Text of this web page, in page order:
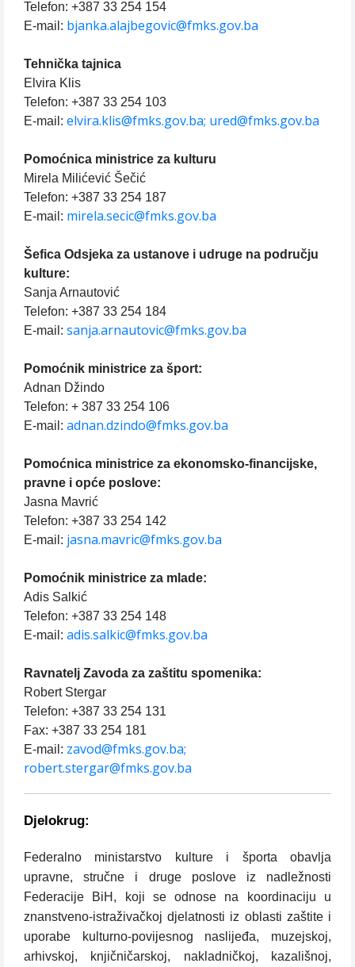
Telefon: +387 33 254 154
E-mail: bjanka.alajbegovic@fmks.gov.ba
Tehnička tajnica
Elvira Klis
Telefon: +387 33 254 103
E-mail: elvira.klis@fmks.gov.ba; ured@fmks.gov.ba
Pomoćnica ministrice za kulturu
Mirela Milićević Šečić
Telefon: +387 33 254 187
E-mail: mirela.secic@fmks.gov.ba
Šefica Odsjeka za ustanove i udruge na području
kulture:
Sanja Arnautović
Telefon: +387 33 254 184
E-mail: sanja.arnautovic@fmks.gov.ba
Pomoćnik ministrice za šport:
Adnan Džindo
Telefon: + 387 33 254 106
E-mail: adnan.dzindo@fmks.gov.ba
Pomoćnica ministrice za ekonomsko-financijske,
pravne i opće poslove:
Jasna Mavrić
Telefon: +387 33 254 142
E-mail: jasna.mavric@fmks.gov.ba
Pomoćnik ministrice za mlade:
Adis Salkić
Telefon: +387 33 254 148
E-mail: adis.salkic@fmks.gov.ba
Ravnatelj Zavoda za zaštitu spomenika:
Robert Stergar
Telefon: +387 33 254 131
Fax: +387 33 254 181
E-mail: zavod@fmks.gov.ba;
robert.stergar@fmks.gov.ba
Djelokrug:
Federalno ministarstvo kulture i športa obavlja
upravne, stručne i druge poslove iz nadležnosti
Federacije BiH, koji se odnose na koordinaciju u
znanstveno-istraživačkoj djelatnosti iz oblasti zaštite i
uporabe kulturno-povijesnog naslijeđa, muzejskoj,
arhivskoj, knjičničarskoj, nakladničkoj, kazališnoj,